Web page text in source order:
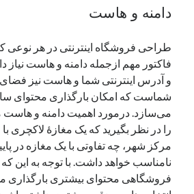
دامنه و هاست
طراحی فروشگاه اینترنتی در هر نوعی
فاکتور مهم ازجمله دامنه و هاست نیاز
و آدرس اینترنتی شما و هاست نیز
شماست که امکان بارگذاری محتوای
می‌سازد. درمورد اهمیت دامنه و
را در نظر بگیرید که یک مغازهٔ لاکچری با
مرکز شهر، چه تفاوتی با یک مغازه در
نامناسب خواهد داشت. با توجه به این‌
فروشگاهی محتوای بیشتری بارگذاری